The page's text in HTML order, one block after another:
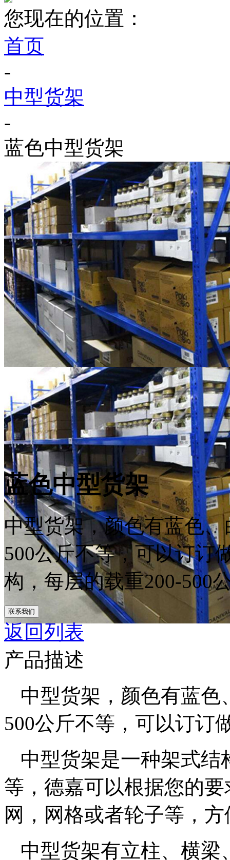
您现在的位置：
首页
-
中型货架
-
蓝色中型货架
蓝色中型货架
中型货架，颜色有蓝色
500公斤不等，可以订订
构，每层的载重200-500
联系我们
返回列表
产品描述
中型货架，颜色有蓝色
500公斤不等，可以订订
中型货架是一种架式结
等，德嘉可以根据您的
网，网格或者轮子等，
中型货架有立柱、横梁